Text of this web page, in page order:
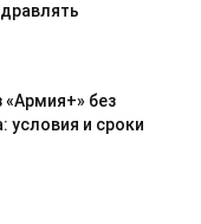
«Армия+» без
условия и сроки